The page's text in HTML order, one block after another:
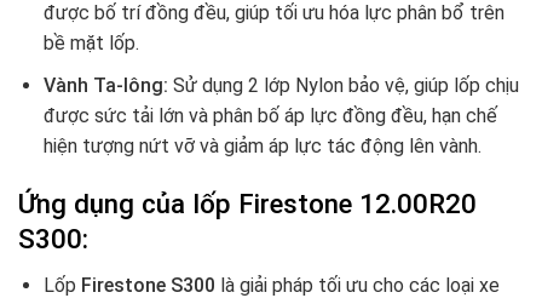
được bố trí đồng đều, giúp tối ưu hóa lực phân bổ trên
bề mặt lốp.
Vành Ta-lông: Sử dụng 2 lớp Nylon bảo vệ, giúp lốp chịu
được sức tải lớn và phân bố áp lực đồng đều, hạn chế
hiện tượng nứt vỡ và giảm áp lực tác động lên vành.
Ứng dụng của lốp Firestone 12.00R20
S300:
Lốp Firestone S300 là giải pháp tối ưu cho các loại xe